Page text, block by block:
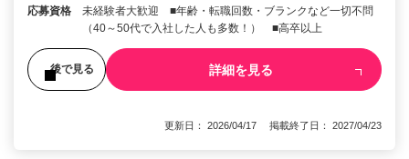
応募資格
未経験者大歓迎 ■年齢・転職回数・ブランクなど一切不問
（40～50代で入社した人も多数！） ■高卒以上
後で見る 詳細を見る
更新日： 2026/04/17 掲載終了日： 2027/04/23